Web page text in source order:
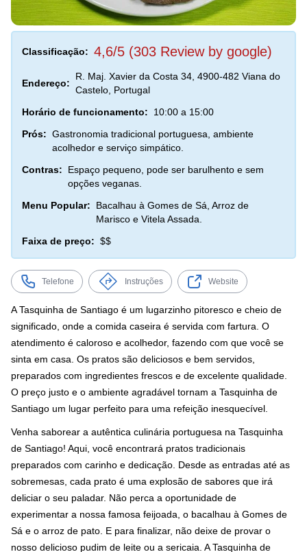
Classificação: 4,6/5 (303 Review by google)
Endereço:
R. Maj. Xavier da Costa 34, 4900-482 Viana do
Castelo, Portugal
Horário de funcionamento:
10:00 a 15:00
Prós: Gastronomia tradicional portuguesa, ambiente
acolhedor e serviço simpático.
Contras:
Espaço pequeno, pode ser barulhento e sem
opções veganas.
Menu Popular:
Bacalhau à Gomes de Sá, Arroz de
Marisco e Vitela Assada.
Faixa de preço: $$
Telefone Instruções Website
A Tasquinha de Santiago é um lugarzinho pitoresco e cheio de
significado, onde a comida caseira é servida com fartura. O
atendimento é caloroso e acolhedor, fazendo com que você se
sinta em casa. Os pratos são deliciosos e bem servidos,
preparados com ingredientes frescos e de excelente qualidade.
O preço justo e o ambiente agradável tornam a Tasquinha de
Santiago um lugar perfeito para uma refeição inesquecível.
Venha saborear a autêntica culinária portuguesa na Tasquinha
de Santiago! Aqui, você encontrará pratos tradicionais
preparados com carinho e dedicação. Desde as entradas até as
sobremesas, cada prato é uma explosão de sabores que irá
deliciar o seu paladar. Não perca a oportunidade de
experimentar a nossa famosa feijoada, o bacalhau à Gomes de
Sá e o arroz de pato. E para finalizar, não deixe de provar o
nosso delicioso pudim de leite ou a sericaia. A Tasquinha de